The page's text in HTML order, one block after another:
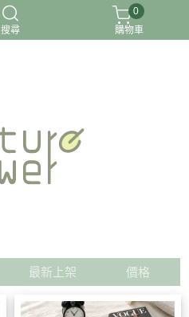
搜尋
0
購物車
最新上架 價格